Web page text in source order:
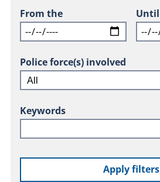
From the Until
Police force(s) involved
Keywords
Apply filters